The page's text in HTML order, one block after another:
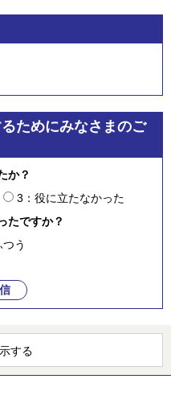
ためにみなさまのご
か？
3：役に立たなかった
たですか？
う
する